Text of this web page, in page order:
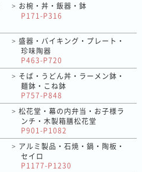
> お椀・丼・飯器・鉢
P171-P316
> 盛器・バイキング・プレート・
珍味陶器
P463-P720
> そば・うどん丼・ラーメン鉢・
麺鉢・こね鉢
P757-P848
> 松花堂・幕の内弁当・お子様ラ
ンチ・木製箱膳松花堂
P901-P1082
> アルミ製品・石焼・鍋・陶板・
セイロ
P1177-P1230